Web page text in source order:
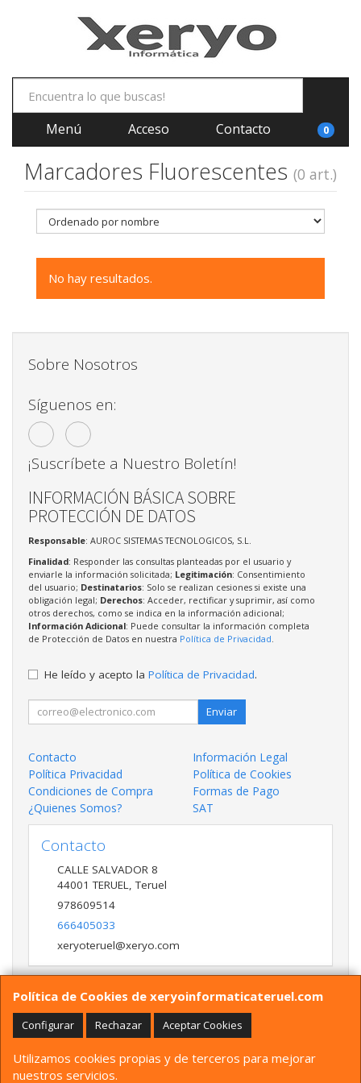
Menú Acceso Contacto 0
Marcadores Fluorescentes (0 art.)
No hay resultados.
Política de Cookies de xeryoinformaticateruel.com
Configurar Rechazar Aceptar Cookies
Utilizamos cookies propias y de terceros para mejorar
nuestros servicios.
Sobre Nosotros
Síguenos en:
¡Suscríbete a Nuestro Boletín!
INFORMACIÓN BÁSICA SOBRE
PROTECCIÓN DE DATOS
Responsable: AUROC SISTEMAS TECNOLOGICOS, S.L.
Finalidad: Responder las consultas planteadas por el usuario y
enviarle la información solicitada; Legitimación: Consentimiento
del usuario; Destinatarios: Solo se realizan cesiones si existe una
obligación legal; Derechos: Acceder, rectificar y suprimir, así como
otros derechos, como se indica en la información adicional;
Información Adicional: Puede consultar la información completa
de Protección de Datos en nuestra Política de Privacidad.
He leído y acepto la Política de Privacidad.
Enviar
Contacto
Información Legal
Política Privacidad
Política de Cookies
Condiciones de Compra
Formas de Pago
¿Quienes Somos?
SAT
Contacto
CALLE SALVADOR 8
44001 TERUEL ,Teruel
978609514
666405033
xeryoteruel@xeryo.com
Horario
LUNES A VIERNES 9:30 A 13:30 17:00 a 20:00 Y
SÁBADO 10:00 A 13:30